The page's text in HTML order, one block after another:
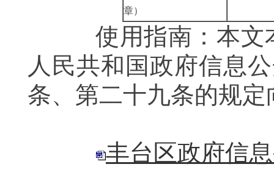
章）
使用指南：本文
人民共和国政府信息
条、第二十九条的规
丰台区政府信